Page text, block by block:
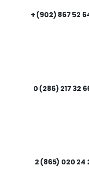
+ (902) 867 52
0 (286) 217 32
2 (865) 020 24